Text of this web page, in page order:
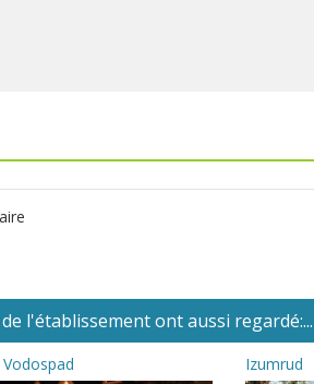
l'établissement ont aussi regardé:...
Izumrud